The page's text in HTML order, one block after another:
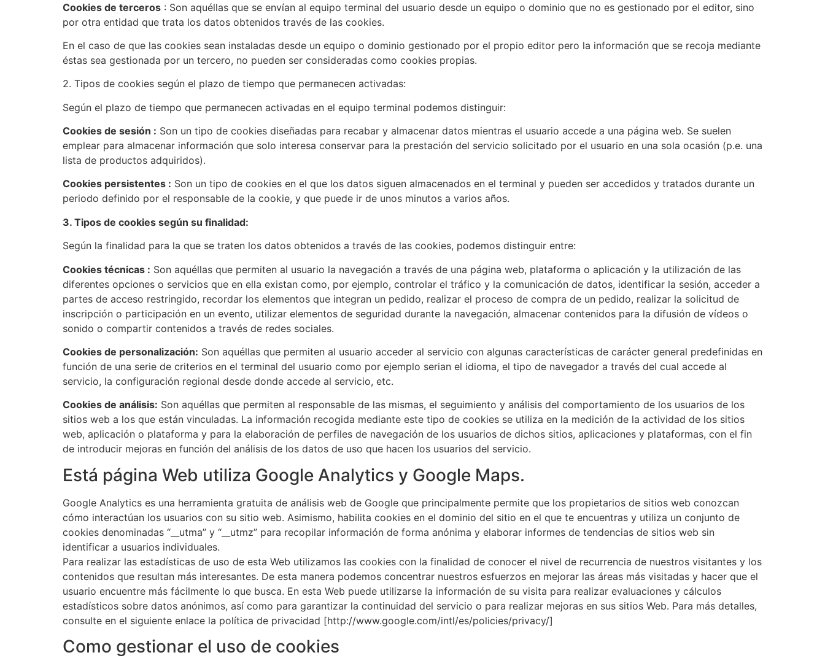
Cookies de terceros : Son aquéllas que se envían al equipo terminal del usuario desde un equipo o dominio que no es gestionado por el editor, sino
por otra entidad que trata los datos obtenidos través de las cookies.
En el caso de que las cookies sean instaladas desde un equipo o dominio gestionado por el propio editor pero la información que se recoja mediante
éstas sea gestionada por un tercero, no pueden ser consideradas como cookies propias.
2. Tipos de cookies según el plazo de tiempo que permanecen activadas:
Según el plazo de tiempo que permanecen activadas en el equipo terminal podemos distinguir:
Cookies de sesión : Son un tipo de cookies diseñadas para recabar y almacenar datos mientras el usuario accede a una página web. Se suelen
emplear para almacenar información que solo interesa conservar para la prestación del servicio solicitado por el usuario en una sola ocasión (p.e. una
lista de productos adquiridos).
Cookies persistentes : Son un tipo de cookies en el que los datos siguen almacenados en el terminal y pueden ser accedidos y tratados durante un
periodo definido por el responsable de la cookie, y que puede ir de unos minutos a varios años.
3. Tipos de cookies según su finalidad:
Según la finalidad para la que se traten los datos obtenidos a través de las cookies, podemos distinguir entre:
Cookies técnicas : Son aquéllas que permiten al usuario la navegación a través de una página web, plataforma o aplicación y la utilización de las
diferentes opciones o servicios que en ella existan como, por ejemplo, controlar el tráfico y la comunicación de datos, identificar la sesión, acceder a
partes de acceso restringido, recordar los elementos que integran un pedido, realizar el proceso de compra de un pedido, realizar la solicitud de
inscripción o participación en un evento, utilizar elementos de seguridad durante la navegación, almacenar contenidos para la difusión de vídeos o
sonido o compartir contenidos a través de redes sociales.
Cookies de personalización: Son aquéllas que permiten al usuario acceder al servicio con algunas características de carácter general predefinidas en
función de una serie de criterios en el terminal del usuario como por ejemplo serian el idioma, el tipo de navegador a través del cual accede al
servicio, la configuración regional desde donde accede al servicio, etc.
Cookies de análisis: Son aquéllas que permiten al responsable de las mismas, el seguimiento y análisis del comportamiento de los usuarios de los
sitios web a los que están vinculadas. La información recogida mediante este tipo de cookies se utiliza en la medición de la actividad de los sitios
web, aplicación o plataforma y para la elaboración de perfiles de navegación de los usuarios de dichos sitios, aplicaciones y plataformas, con el fin
de introducir mejoras en función del análisis de los datos de uso que hacen los usuarios del servicio.
Está página Web utiliza Google Analytics y Google Maps.
Google Analytics es una herramienta gratuita de análisis web de Google que principalmente permite que los propietarios de sitios web conozcan
cómo interactúan los usuarios con su sitio web. Asimismo, habilita cookies en el dominio del sitio en el que te encuentras y utiliza un conjunto de
cookies denominadas “__utma” y “__utmz” para recopilar información de forma anónima y elaborar informes de tendencias de sitios web sin
identificar a usuarios individuales.
Para realizar las estadísticas de uso de esta Web utilizamos las cookies con la finalidad de conocer el nivel de recurrencia de nuestros visitantes y los
contenidos que resultan más interesantes. De esta manera podemos concentrar nuestros esfuerzos en mejorar las áreas más visitadas y hacer que el
usuario encuentre más fácilmente lo que busca. En esta Web puede utilizarse la información de su visita para realizar evaluaciones y cálculos
estadísticos sobre datos anónimos, así como para garantizar la continuidad del servicio o para realizar mejoras en sus sitios Web. Para más detalles,
consulte en el siguiente enlace la política de privacidad [http://www.google.com/intl/es/policies/privacy/]
Como gestionar el uso de cookies